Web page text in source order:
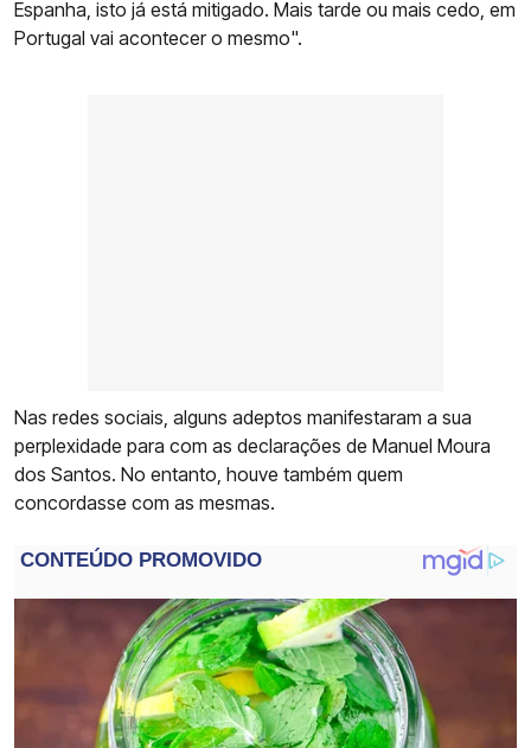
Espanha, isto já está mitigado. Mais tarde ou mais cedo, em
Portugal vai acontecer o mesmo".
Nas redes sociais, alguns adeptos manifestaram a sua
perplexidade para com as declarações de Manuel Moura
dos Santos. No entanto, houve também quem
concordasse com as mesmas.